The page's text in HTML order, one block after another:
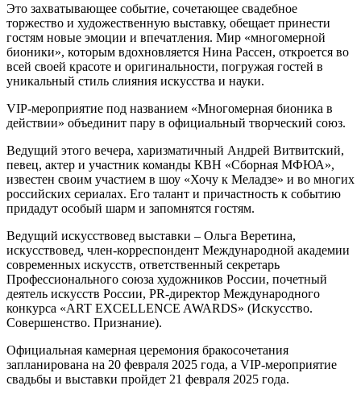
Это захватывающее событие, сочетающее свадебное
торжество и художественную выставку, обещает принести
гостям новые эмоции и впечатления. Мир «многомерной
бионики», которым вдохновляется Нина Рассен, откроется во
всей своей красоте и оригинальности, погружая гостей в
уникальный стиль слияния искусства и науки.
VIP-мероприятие под названием «Многомерная бионика в
действии» объединит пару в официальный творческий союз.
Ведущий этого вечера, харизматичный Андрей Витвитский,
певец, актер и участник команды КВН «Сборная МФЮА»,
известен своим участием в шоу «Хочу к Меладзе» и во многих
российских сериалах. Его талант и причастность к событию
придадут особый шарм и запомнятся гостям.
Ведущий искусствовед выставки – Ольга Веретина,
искусствовед, член-корреспондент Международной академии
современных искусств, ответственный секретарь
Профессионального союза художников России, почетный
деятель искусств России, PR-директор Международного
конкурса «ART EXCELLENCE AWARDS» (Искусство.
Совершенство. Признание).
Официальная камерная церемония бракосочетания
запланирована на 20 февраля 2025 года, а VIP-мероприятие
свадьбы и выставки пройдет 21 февраля 2025 года.